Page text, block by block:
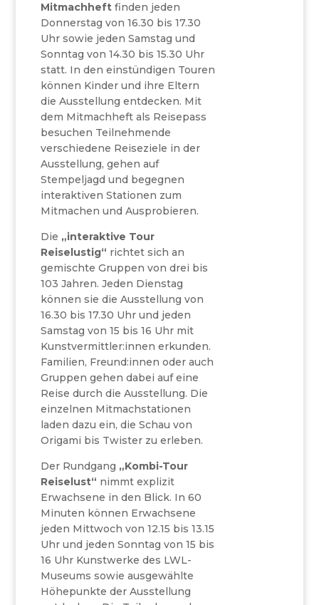
Mitmachheft finden jeden
Donnerstag von 16.30 bis 17.30
Uhr sowie jeden Samstag und
Sonntag von 14.30 bis 15.30 Uhr
statt. In den einstündigen Touren
können Kinder und ihre Eltern
die Ausstellung entdecken. Mit
dem Mitmachheft als Reisepass
besuchen Teilnehmende
verschiedene Reiseziele in der
Ausstellung, gehen auf
Stempeljagd und begegnen
interaktiven Stationen zum
Mitmachen und Ausprobieren.
Die „interaktive Tour
Reiselustig“ richtet sich an
gemischte Gruppen von drei bis
103 Jahren. Jeden Dienstag
können sie die Ausstellung von
16.30 bis 17.30 Uhr und jeden
Samstag von 15 bis 16 Uhr mit
Kunstvermittler:innen erkunden.
Familien, Freund:innen oder auch
Gruppen gehen dabei auf eine
Reise durch die Ausstellung. Die
einzelnen Mitmachstationen
laden dazu ein, die Schau von
Origami bis Twister zu erleben.
Der Rundgang „Kombi-Tour
Reiselust“ nimmt explizit
Erwachsene in den Blick. In 60
Minuten können Erwachsene
jeden Mittwoch von 12.15 bis 13.15
Uhr und jeden Sonntag von 15 bis
16 Uhr Kunstwerke des LWL-
Museums sowie ausgewählte
Höhepunkte der Ausstellung